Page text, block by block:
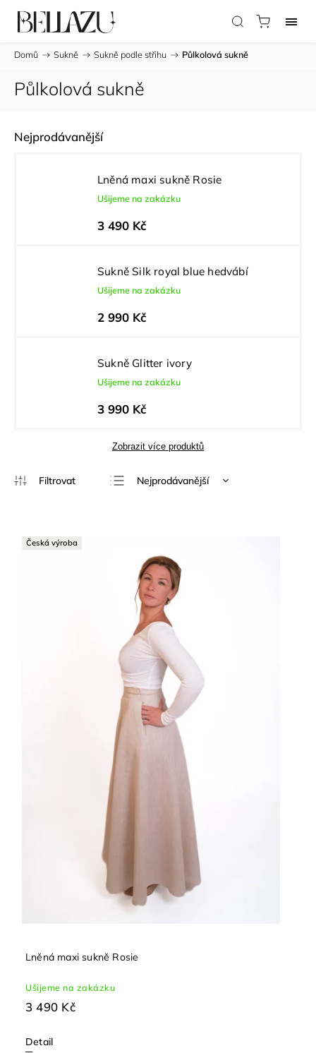
Domů / Sukně / Sukně podle střihu / Půlkolová sukně
Půlkolová sukně
Nejprodávanější
Lněná maxi sukně Rosie
Ušijeme na zakázku
3 490 Kč
Sukně Silk royal blue hedvábí
Ušijeme na zakázku
2 990 Kč
Sukně Glitter ivory
Ušijeme na zakázku
3 990 Kč
Zobrazit více produktů
Nejprodávanější
Česká výroba
Lněná maxi sukně Rosie
Ušijeme na zakázku
3 490 Kč
Detail